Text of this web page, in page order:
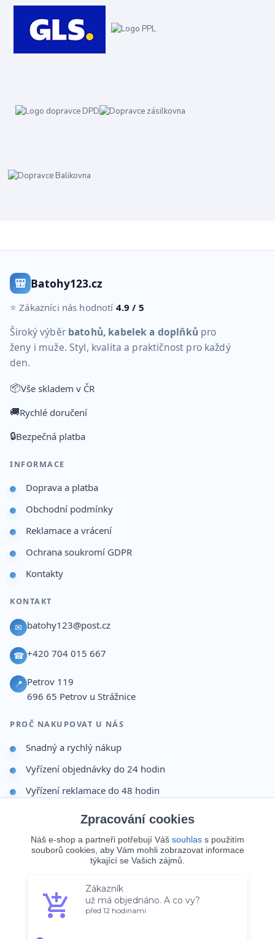
🎒 Batohy123.cz
⭐ Zákazníci nás hodnotí 4.9 / 5
Široký výběr batohů, kabelek a doplňků pro
ženy i muže. Styl, kvalita a praktičnost pro každý
den.
📦Vše skladem v ČR
🚚Rychlé doručení
🔒Bezpečná platba
INFORMACE
Doprava a platba
Obchodní podmínky
Reklamace a vrácení
Ochrana soukromí GDPR
Kontakty
KONTAKT
✉ batohy123@post.cz
☎ +420 704 015 667
📍 Petrov 119
696 65 Petrov u Strážnice
PROČ NAKUPOVAT U NÁS
Snadný a rychlý nákup
Vyřízení objednávky do 24 hodin
Vyřízení reklamace do 48 hodin
Dárek po dokončení objednávky
Odesíláme i na Slovensko
Doprava 65 Kč nad 499 Kč
© 2026 Batohy123.cz. Všechna práva vyhrazena.
Zpracování cookies
Náš e-shop a partneři potřebují Váš souhlas s použitím
souborů cookies, aby Vám mohli zobrazovat informace
týkající se Vašich zájmů.
Nastavení Souhlasím
Zákazník
už má objednáno. A co vy?
před 12 hodinami